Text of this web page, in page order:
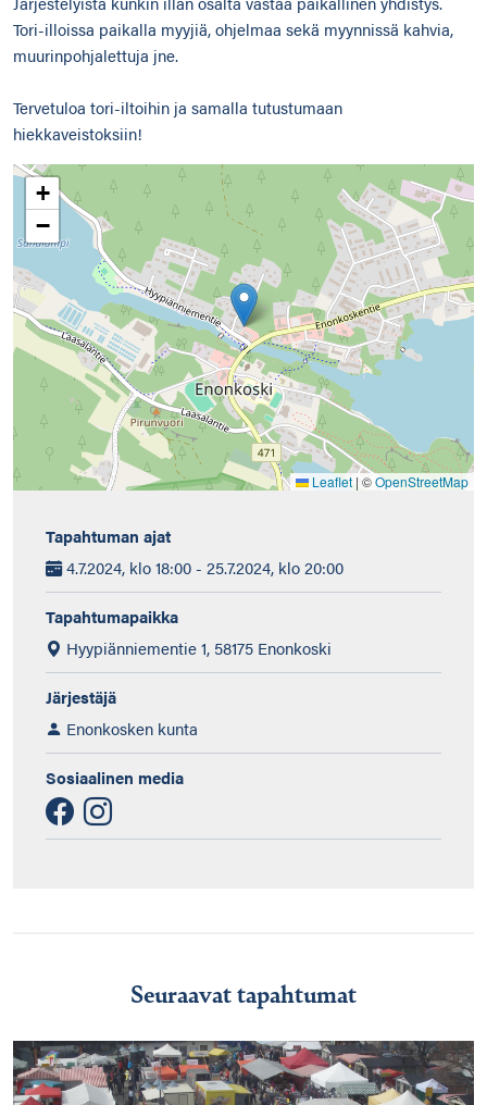
Tori-illoissa paikalla myyjiä, ohjelmaa sekä myynnissä kahvia,
muurinpohjalettuja jne.
Tervetuloa tori-iltoihin ja samalla tutustumaan
hiekkaveistoksiin!
+
−
Leaflet | ©OpenStreetMap
Tapahtuman ajat
4.7.2024, klo 18:00 - 25.7.2024, klo 20:00
Tapahtumapaikka
Hyypiänniementie 1, 58175 Enonkoski
Järjestäjä
Enonkosken kunta
Sosiaalinen media
Seuraavat tapahtumat